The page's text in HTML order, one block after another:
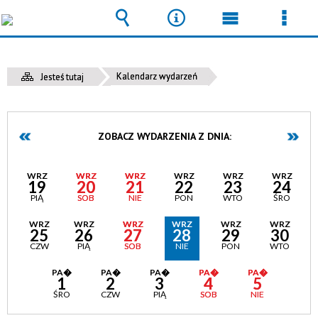
Jesteś tutaj Kalendarz wydarzeń
ZOBACZ WYDARZENIA Z DNIA:
WRZ
19
PIĄ
WRZ
20
SOB
WRZ
21
NIE
WRZ
22
PON
WRZ
23
WTO
WRZ
24
ŚRO
WRZ
25
CZW
WRZ
26
PIĄ
WRZ
27
SOB
WRZ
28
NIE
WRZ
29
PON
WRZ
30
WTO
PA�
1
ŚRO
PA�
2
CZW
PA�
3
PIĄ
PA�
4
SOB
PA�
5
NIE
Wyszukiwarka
Narzędzia
Menu